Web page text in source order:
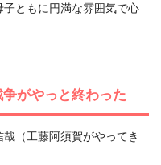
ともに円満な雰囲気で心
がやっと終わった
（工藤阿須賀がやってき